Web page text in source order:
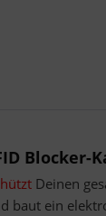
Blocker-
Deinen
baut ein